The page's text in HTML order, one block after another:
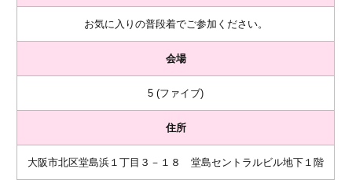
お気に入りの普段着でご参加ください。
会場
5 (ファイブ)
住所
大阪市北区堂島浜１丁目３－１８ 堂島セントラルビル地下１階